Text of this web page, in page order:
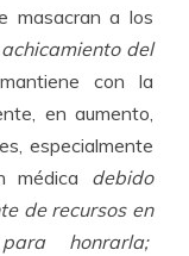
masacran a los
del
con la
en aumento,
especialmente
médica debido
de recursos en
honrarla;